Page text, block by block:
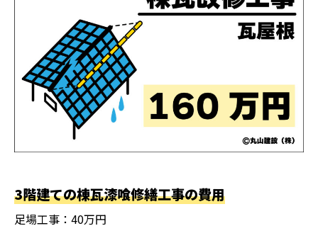
3階建ての棟瓦漆喰修繕工事の費用
足場工事：40万円